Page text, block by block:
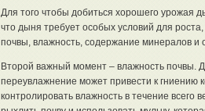
Для того чтобы добиться хорошего урожая
что дыня требует особых условий для
почвы, влажность, содержание минералов и
Второй важный момент – влажность почвы.
переувлажнение может привести к гниению
контролировать влажность в течение всего